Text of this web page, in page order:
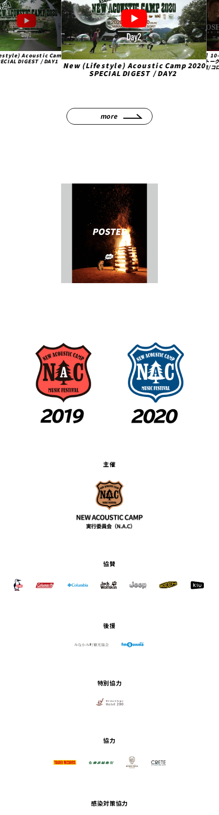
Camp 2020
/ DAY1
New (Lifestyle) Acoustic Camp 2020
SPECIAL DIGEST / DAY2
【必見】10-FEET
の本音トーク ニュー
大作戦/コロナ禍の
more
主催
協賛
後援
特別協力
協力
感染対策協力